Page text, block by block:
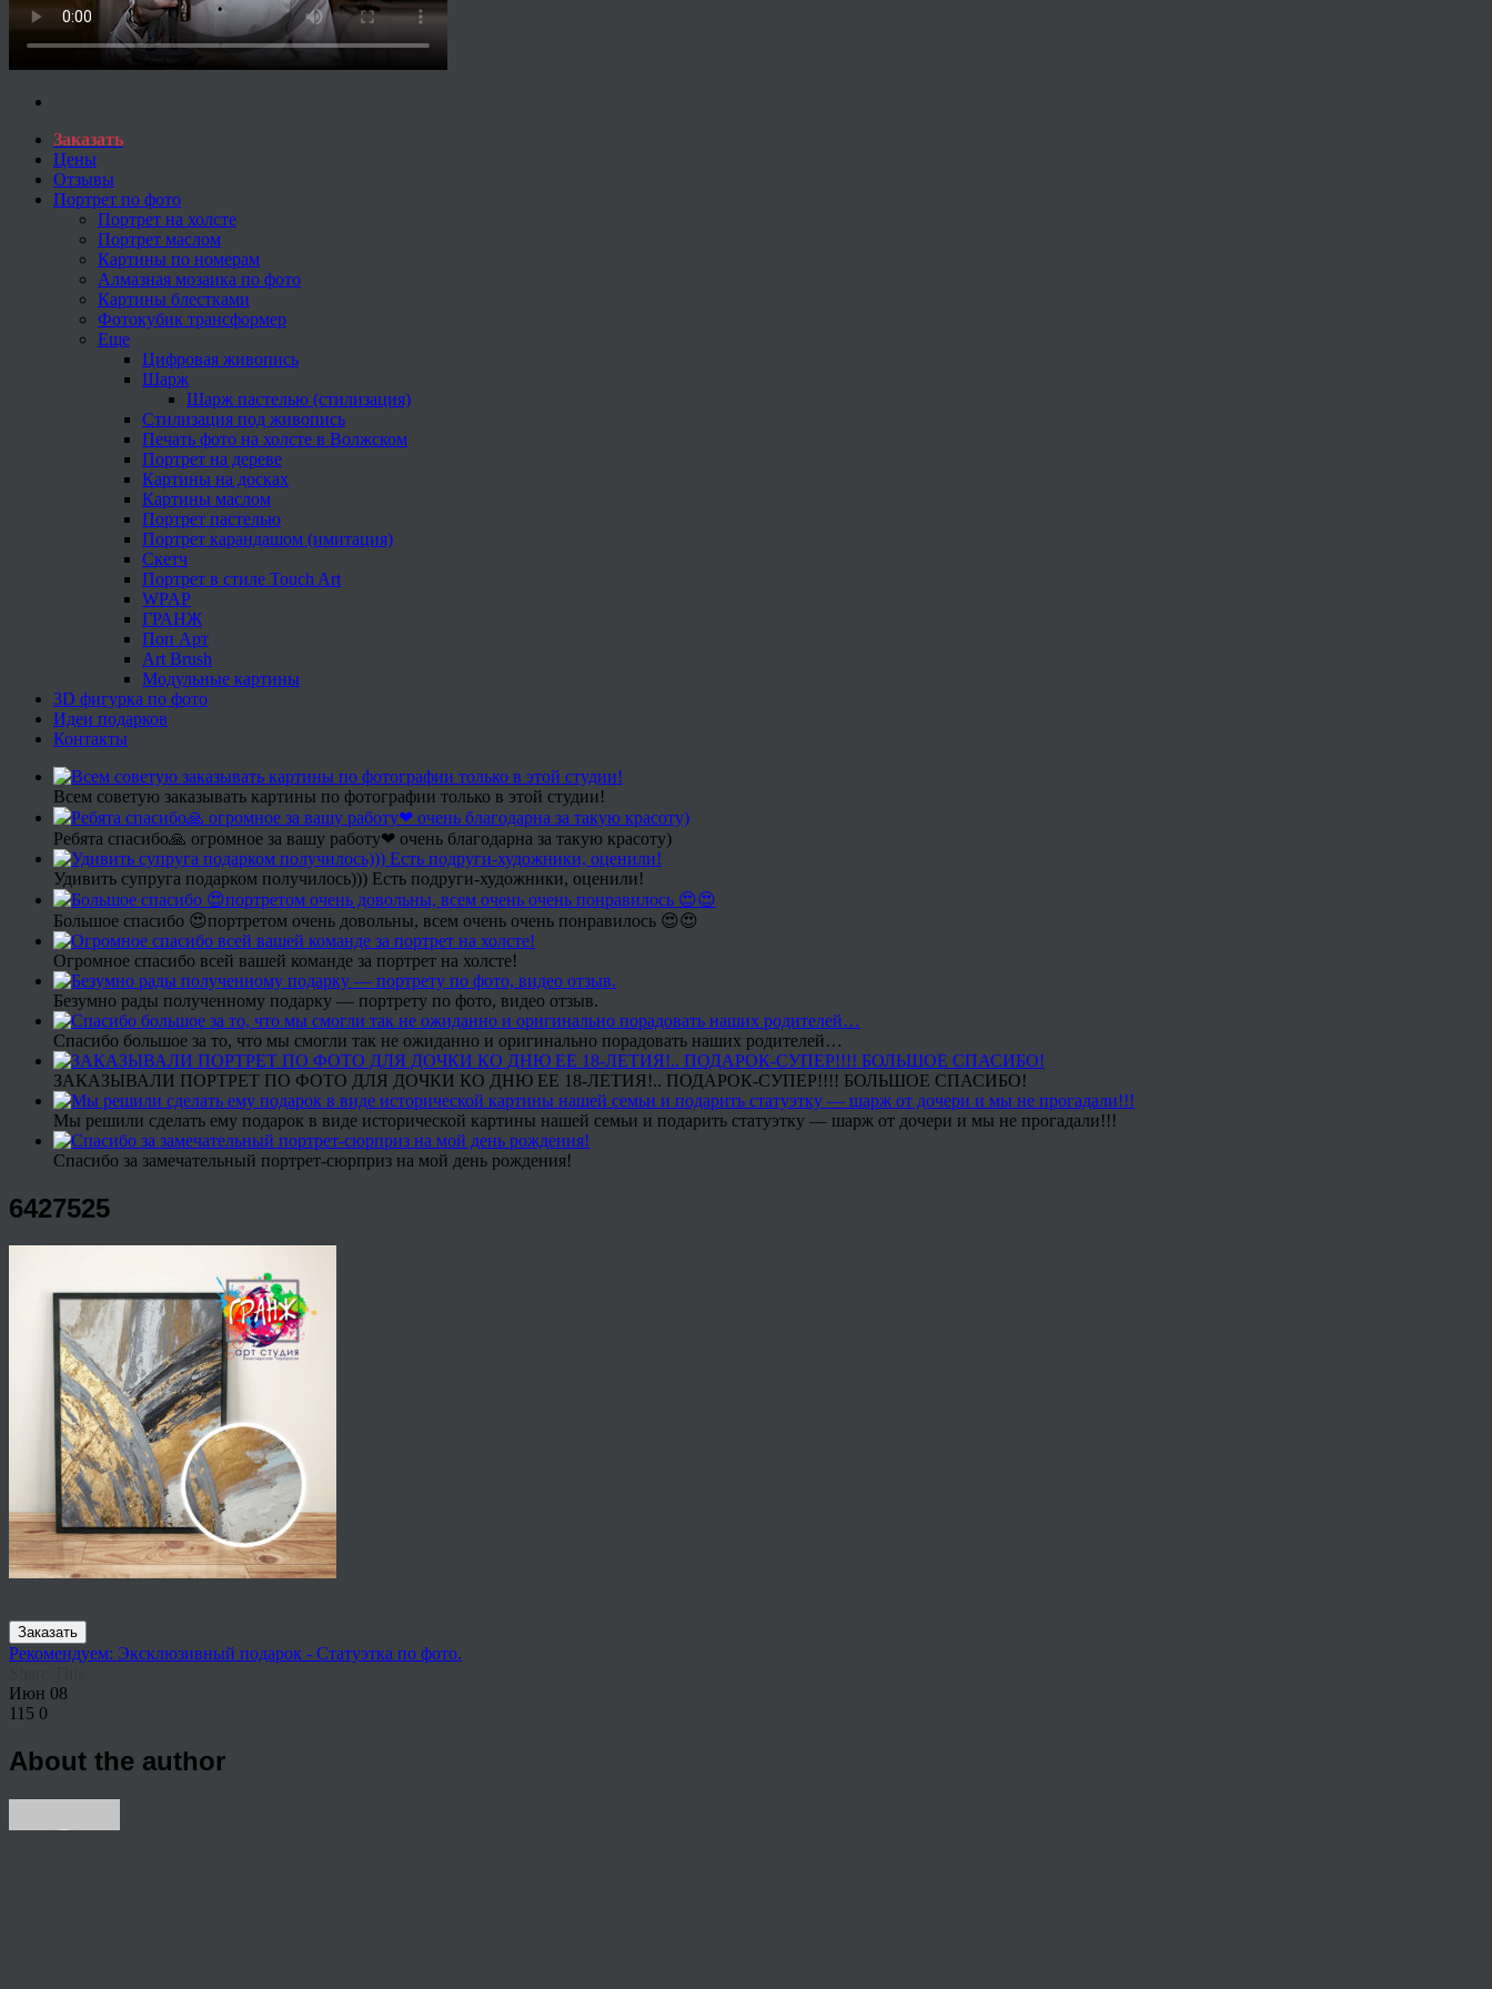
Заказать
Цены
Отзывы
Портрет по фото
Портрет на холсте
Портрет маслом
Картины по номерам
Алмазная мозаика по фото
Картины блестками
Фотокубик трансформер
Еще
Цифровая живопись
Шарж
Шарж пастелью (стилизация)
Стилизация под живопись
Печать фото на холсте в Волжском
Портрет на дереве
Картины на досках
Картины маслом
Портрет пастелью
Портрет карандашом (имитация)
Скетч
Портрет в стиле Touch Art
WPAP
ГРАНЖ
Поп Арт
Art Brush
Модульные картины
3D фигурка по фото
Идеи подарков
Контакты
Всем советую заказывать картины по фотографии только в этой студии!
Ребята спасибо🙏 огромное за вашу работу❤ очень благодарна за такую красоту)
Удивить супруга подарком получилось))) Есть подруги-художники, оценили!
Большое спасибо 😍портретом очень довольны, всем очень очень понравилось 😍😍
Огромное спасибо всей вашей команде за портрет на холсте!
Безумно рады полученному подарку — портрету по фото, видео отзыв.
Спасибо большое за то, что мы смогли так не ожиданно и оригинально порадовать наших родителей…
ЗАКАЗЫВАЛИ ПОРТРЕТ ПО ФОТО ДЛЯ ДОЧКИ КО ДНЮ ЕЕ 18-ЛЕТИЯ!.. ПОДАРОК-СУПЕР!!!! БОЛЬШОЕ СПАСИБО!
Мы решили сделать ему подарок в виде исторической картины нашей семьи и подарить статуэтку — шарж от дочери и мы не прогадали!!!
Спасибо за замечательный портрет-сюрприз на мой день рождения!
6427525
Заказать
Рекомендуем: Эксклюзивный подарок - Статуэтка по фото.
Июн 08
115 0
About the author